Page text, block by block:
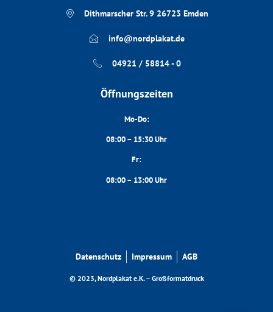
Dithmarscher Str. 9 26723 Emden
info@nordplakat.de
04921 / 58814 - 0
Öffnungszeiten
Mo-Do:
08:00 – 15:30 Uhr
Fr:
08:00 – 13:00 Uhr
© 2023, Nordplakat e.K. – Großformatdruck
Datenschutz Impressum AGB